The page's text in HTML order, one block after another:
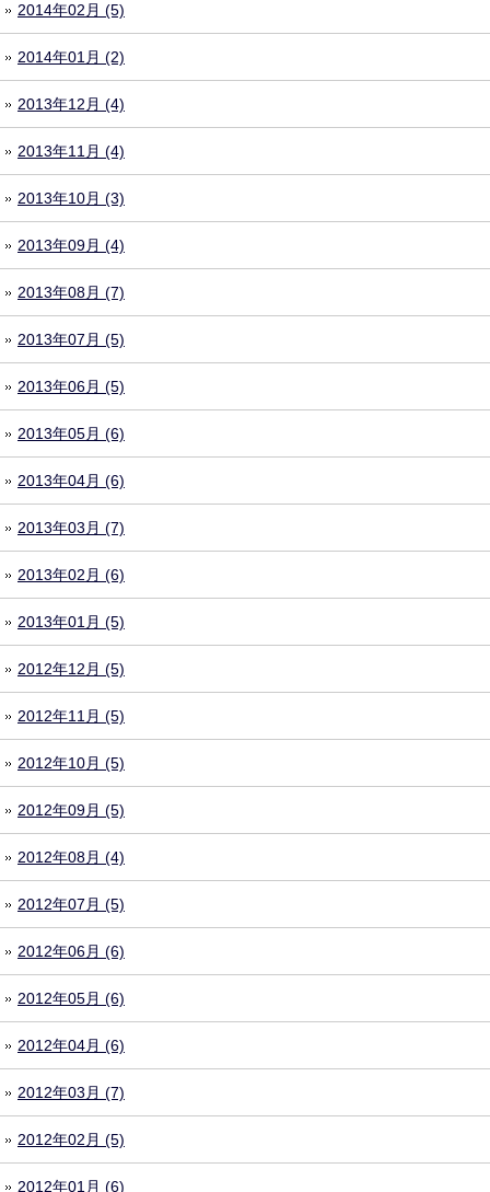
2014年02月 (5)
2014年01月 (2)
2013年12月 (4)
2013年11月 (4)
2013年10月 (3)
2013年09月 (4)
2013年08月 (7)
2013年07月 (5)
2013年06月 (5)
2013年05月 (6)
2013年04月 (6)
2013年03月 (7)
2013年02月 (6)
2013年01月 (5)
2012年12月 (5)
2012年11月 (5)
2012年10月 (5)
2012年09月 (5)
2012年08月 (4)
2012年07月 (5)
2012年06月 (6)
2012年05月 (6)
2012年04月 (6)
2012年03月 (7)
2012年02月 (5)
2012年01月 (6)